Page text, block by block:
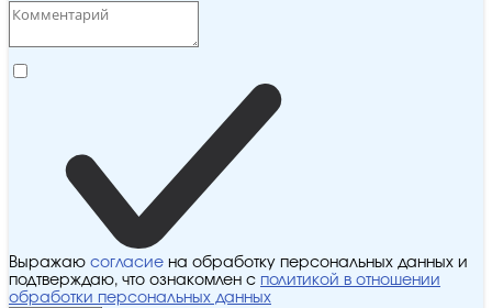
Выражаю согласие на обработку персональных данных и
подтверждаю, что ознакомлен с политикой в отношении
обработки персональных данных